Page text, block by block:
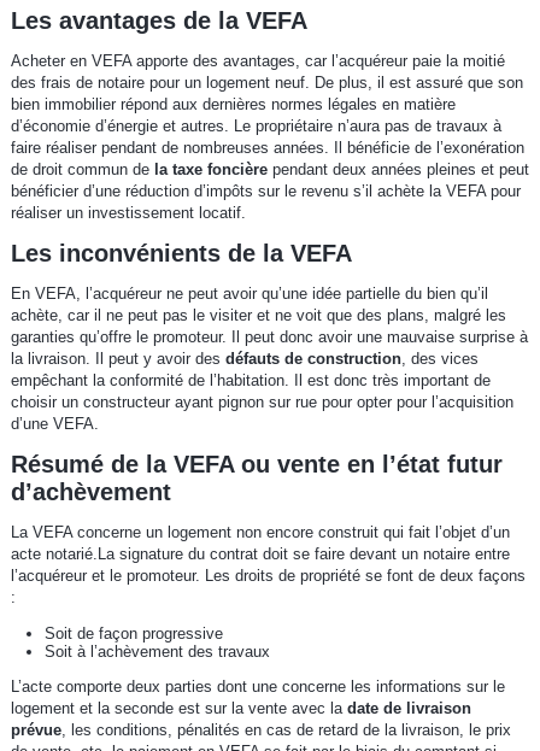
Les avantages de la VEFA
Acheter en VEFA apporte des avantages, car l’acquéreur paie la moitié
des frais de notaire pour un logement neuf. De plus, il est assuré que son
bien immobilier répond aux dernières normes légales en matière
d’économie d’énergie et autres. Le propriétaire n’aura pas de travaux à
faire réaliser pendant de nombreuses années. Il bénéficie de l’exonération
de droit commun de la taxe foncièrependant deux années pleines et peut
bénéficier d’une réduction d’impôts sur le revenu s’il achète la VEFA pour
réaliser un investissement locatif.
Les inconvénients de la VEFA
En VEFA, l’acquéreur ne peut avoir qu’une idée partielle du bien qu’il
achète, car il ne peut pas le visiter et ne voit que des plans, malgré les
garanties qu’offre le promoteur. Il peut donc avoir une mauvaise surprise à
la livraison. Il peut y avoir des défauts de construction, des vices
empêchant la conformité de l’habitation. Il est donc très important de
choisir un constructeur ayant pignon sur rue pour opter pour l’acquisition
d’une VEFA.
Résumé de la VEFA ou vente en l’état futur
d’achèvement
La VEFA concerne un logement non encore construit qui fait l’objet d’un
acte notarié.La signature du contrat doit se faire devant un notaire entre
l’acquéreur et le promoteur. Les droits de propriété se font de deux façons
:
Soit de façon progressive
Soit à l’achèvement des travaux
L’acte comporte deux parties dont une concerne les informations sur le
logement et la seconde est sur la vente avec la date de livraison
prévue, les conditions, pénalités en cas de retard de la livraison, le prix